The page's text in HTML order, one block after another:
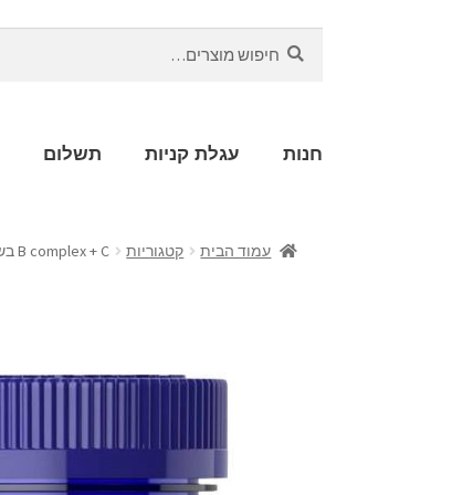
חנות עגלת קניות תשלום
עמוד הבית קטגוריות B complex + C בשחרור מושהה